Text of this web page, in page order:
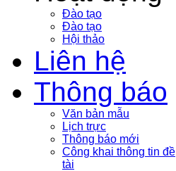
Đào tạo
Đào tạo
Hội thảo
Liên hệ
Thông báo
Văn bản mẫu
Lịch trực
Thông báo mới
Công khai thông tin đề
tài